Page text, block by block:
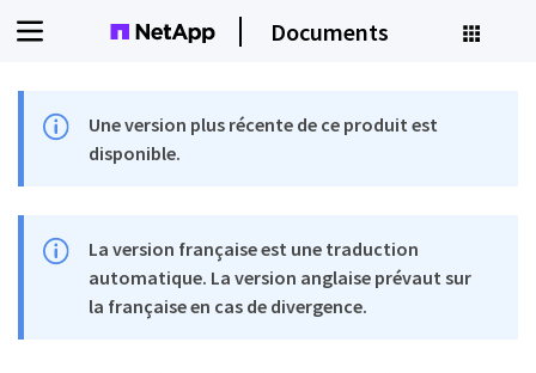
Documents
Une version plus récente de ce produit est
disponible.
La version française est une traduction
automatique. La version anglaise prévaut sur
la française en cas de divergence.